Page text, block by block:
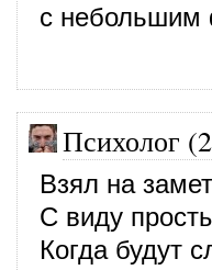
с небольшим
Психолог
Взял на
С виду
Когда будут